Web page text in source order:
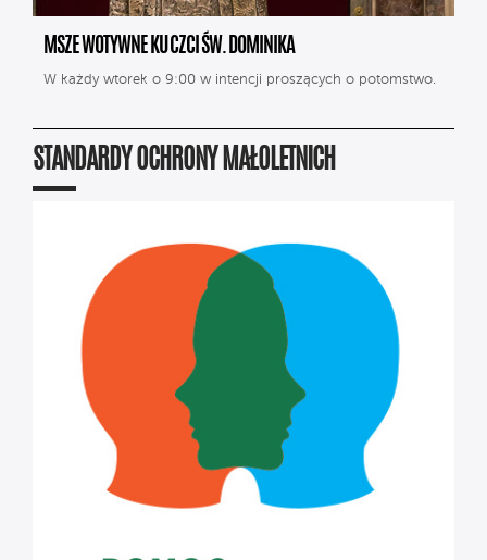
MSZE WOTYWNE KU CZCI ŚW. DOMINIKA
W każdy wtorek o 9:00 w intencji proszących o potomstwo.
STANDARDY OCHRONY MAŁOLETNICH